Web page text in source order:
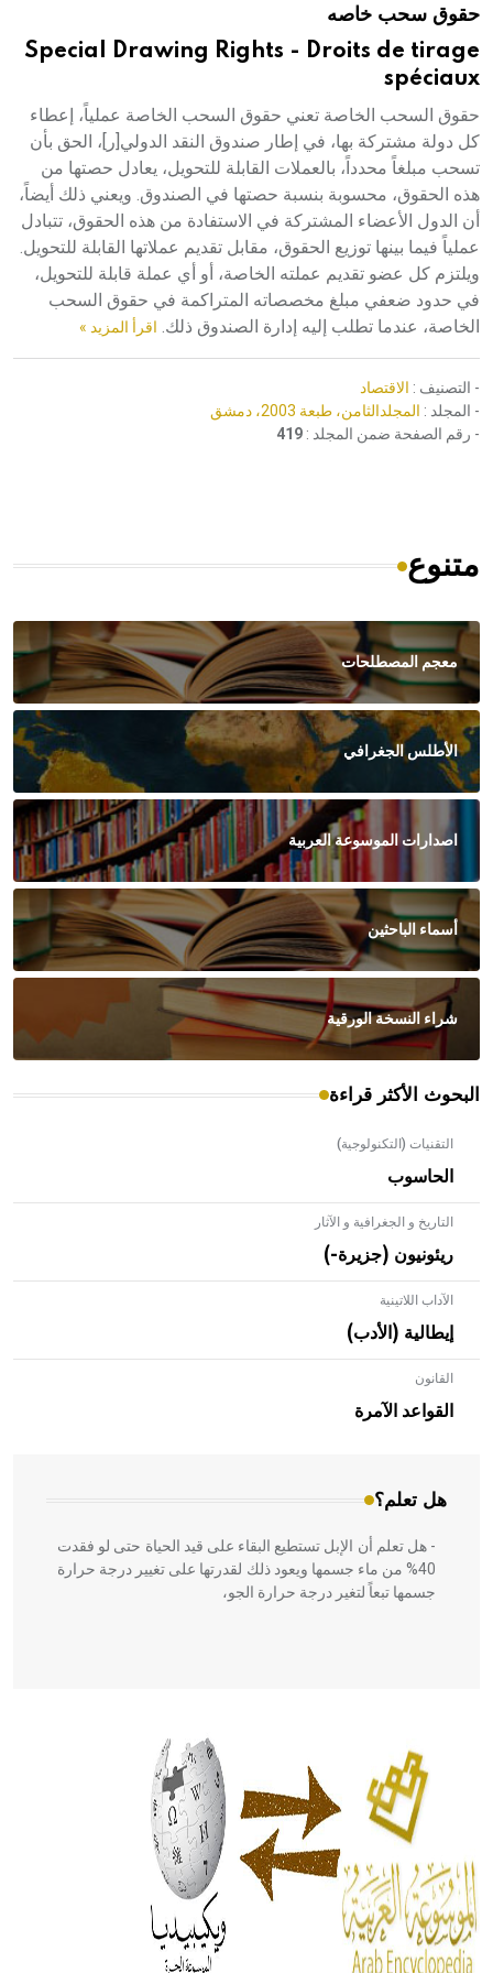
هيئة الموسوعة العربية تطلق موسوعات جديدة في عام 2026حقوق سحب خاصه
Special Drawing Rights - Droits de tirage
spéciaux
حقوق السحب الخاصة تعني حقوق السحب الخاصة عملياً، إعطاء
كل دولة مشتركة بها، في إطار صندوق النقد الدولي[ر]، الحق بأن
تسحب مبلغاً محدداً، بالعملات القابلة للتحويل، يعادل حصتها من
هذه الحقوق، محسوبة بنسبة حصتها في الصندوق. ويعني ذلك أيضاً،
أن الدول الأعضاء المشتركة في الاستفادة من هذه الحقوق، تتبادل
عملياً فيما بينها توزيع الحقوق، مقابل تقديم عملاتها القابلة للتحويل.
ويلتزم كل عضو تقديم عملته الخاصة، أو أي عملة قابلة للتحويل،
في حدود ضعفي مبلغ مخصصاته المتراكمة في حقوق السحب
الخاصة، عندما تطلب إليه إدارة الصندوق ذلك. اقرأ المزيد »
- التصنيف : الاقتصاد
- المجلد : المجلدالثامن، طبعة 2003، دمشق
- رقم الصفحة ضمن المجلد : 419
متنوع
معجم المصطلحات
الأطلس الجغرافي
اصدارات الموسوعة العربية
أسماء الباحثين
شراء النسخة الورقية
البحوث الأكثر قراءة
التقنيات (التكنولوجية)
الحاسوب
التاريخ و الجغرافية و الآثار
ريئونيون (جزيرة-)
الآداب اللاتينية
إيطالية (الأدب)
القانون
القواعد الآمرة
هل تعلم؟
- هل تعلم أن الأبلق نوع من الفنون الهندسية التي ارتبطت
بالعمارة الإسلامية في بلاد الشام ومصر خاصة، حيث يحرص
المعمار على بناء مداميكه وخاصة في الواجهات
- هل تعلم أن الإبل تستطيع البقاء على قيد الحياة حتى لو فقدت
40% من ماء جسمها ويعود ذلك لقدرتها على تغيير درجة حرارة
جسمها تبعاً لتغير درجة حرارة الجو،
الحكم، الأدلة، تنظيم التغذية، ورسالته في جروح الرأس. ويعود
له الفضل بأنه حرر الطب من الدين والفلسفة.
- هل تعلم أن المرجان إفراز حيواني يتكون في البحر ويتركب
من مادة كربونات الكلسيوم، وهو أحمر أو شديد الحمرة وهو
أجود أنواعه، ويمتاز بكبر الحجم ويسمى الش